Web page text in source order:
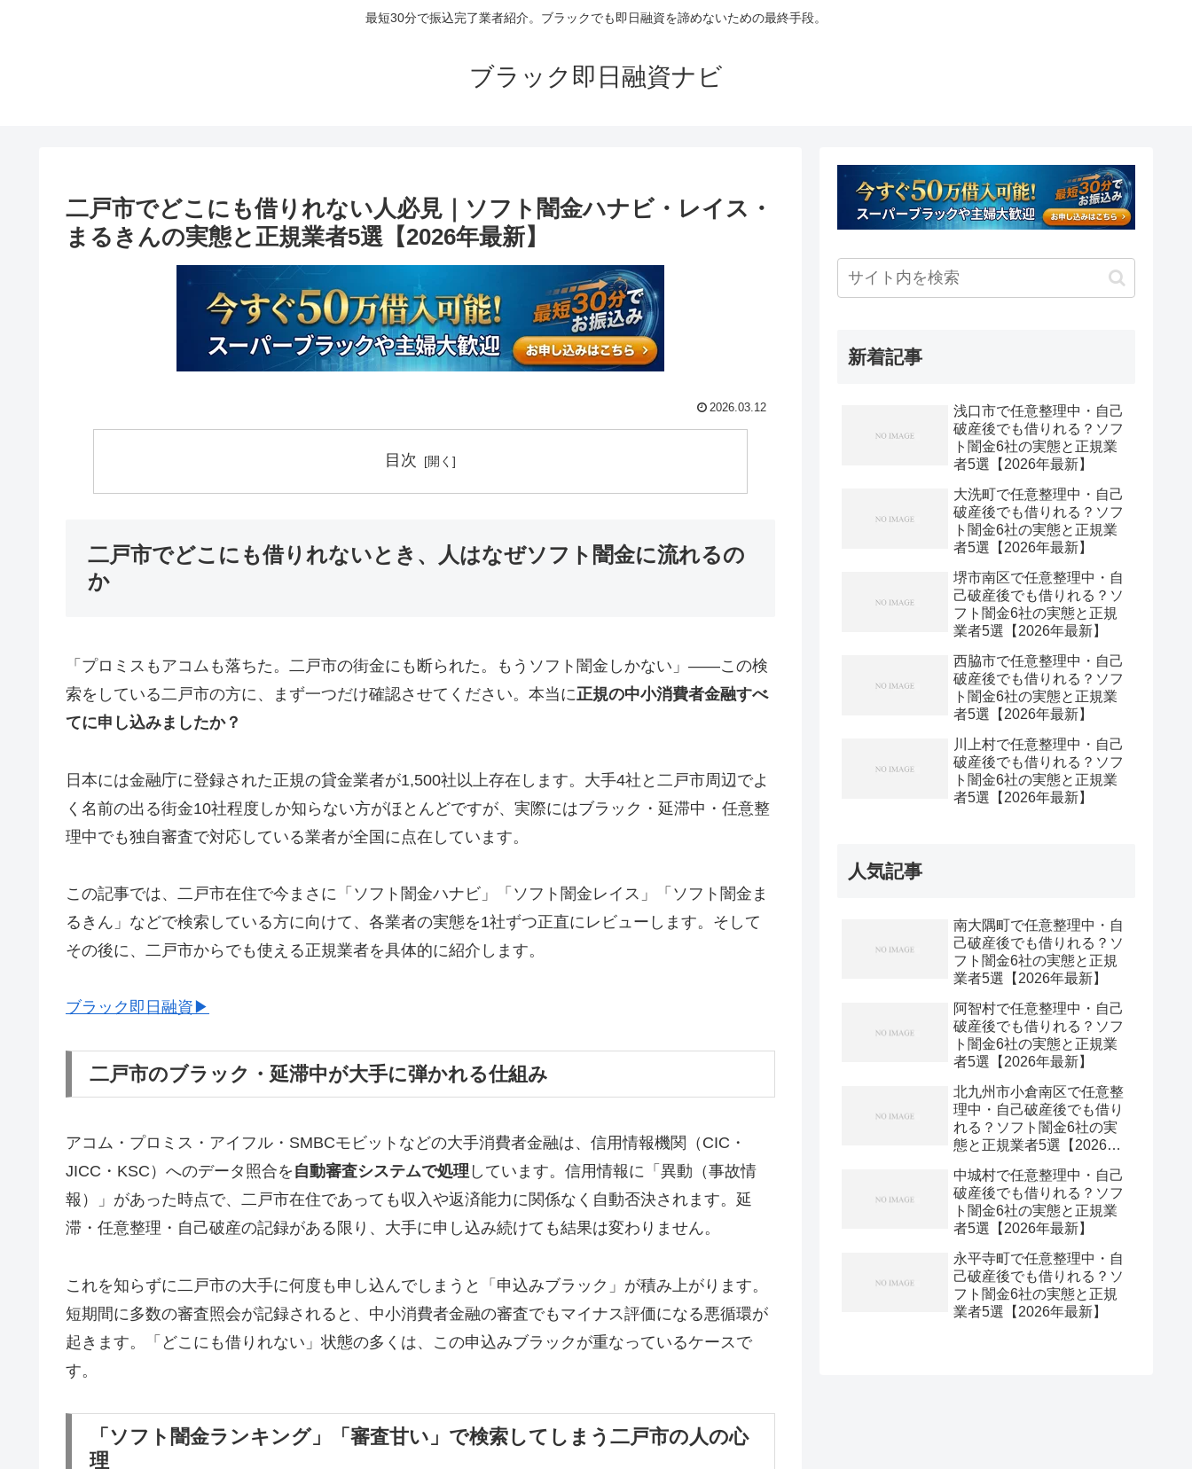
最短30分で振込完了業者紹介。ブラックでも即日融資を諦めないための最終手段。
ブラック即日融資ナビ
二戸市でどこにも借りれない人必見｜ソフト闇金ハナビ・レイス・
まるきんの実態と正規業者5選【2026年最新】
2026.03.12
目次
二戸市でどこにも借りれないとき、人はなぜソフト闇金に流れるの
か
「プロミスもアコムも落ちた。二戸市の街金にも断られた。もうソフト闇金しかない」——この検
索をしている二戸市の方に、まず一つだけ確認させてください。本当に正規の中小消費者金融すべ
てに申し込みましたか？
日本には金融庁に登録された正規の貸金業者が1,500社以上存在します。大手4社と二戸市周辺でよ
く名前の出る街金10社程度しか知らない方がほとんどですが、実際にはブラック・延滞中・任意整
理中でも独自審査で対応している業者が全国に点在しています。
この記事では、二戸市在住で今まさに「ソフト闇金ハナビ」「ソフト闇金レイス」「ソフト闇金ま
るきん」などで検索している方に向けて、各業者の実態を1社ずつ正直にレビューします。そして
その後に、二戸市からでも使える正規業者を具体的に紹介します。
ブラック即日融資▶
二戸市のブラック・延滞中が大手に弾かれる仕組み
アコム・プロミス・アイフル・SMBCモビットなどの大手消費者金融は、信用情報機関（CIC・
JICC・KSC）へのデータ照合を 自動審査システムで処理 しています。信用情報に「異動（事故情
報）」があった時点で、二戸市在住であっても収入や返済能力に関係なく自動否決されます。延
滞・任意整理・自己破産の記録がある限り、大手に申し込み続けても結果は変わりません。
これを知らずに二戸市の大手に何度も申し込んでしまうと「申込みブラック」が積み上がります。
短期間に多数の審査照会が記録されると、中小消費者金融の審査でもマイナス評価になる悪循環が
起きます。「どこにも借りれない」状態の多くは、この申込みブラックが重なっているケースで
す。
「ソフト闇金ランキング」「審査甘い」で検索してしまう二戸市の人の心
理
新着記事
浅口市で任意整理中・自己
破産後でも借りれる？ソフ
ト闇金6社の実態と正規業
者5選【2026年最新】
大洗町で任意整理中・自己
破産後でも借りれる？ソフ
ト闇金6社の実態と正規業
者5選【2026年最新】
堺市南区で任意整理中・自
己破産後でも借りれる？ソ
フト闇金6社の実態と正規
業者5選【2026年最新】
西脇市で任意整理中・自己
破産後でも借りれる？ソフ
ト闇金6社の実態と正規業
者5選【2026年最新】
川上村で任意整理中・自己
破産後でも借りれる？ソフ
ト闇金6社の実態と正規業
者5選【2026年最新】
人気記事
南大隅町で任意整理中・自
己破産後でも借りれる？ソ
フト闇金6社の実態と正規
業者5選【2026年最新】
阿智村で任意整理中・自己
破産後でも借りれる？ソフ
ト闇金6社の実態と正規業
者5選【2026年最新】
北九州市小倉南区で任意整
理中・自己破産後でも借り
れる？ソフト闇金6社の実
態と正規業者5選【2026年
中城村で任意整理中・自己
破産後でも借りれる？ソフ
ト闇金6社の実態と正規業
者5選【2026年最新】
永平寺町で任意整理中・自
己破産後でも借りれる？ソ
フト闇金6社の実態と正規
業者5選【2026年最新】